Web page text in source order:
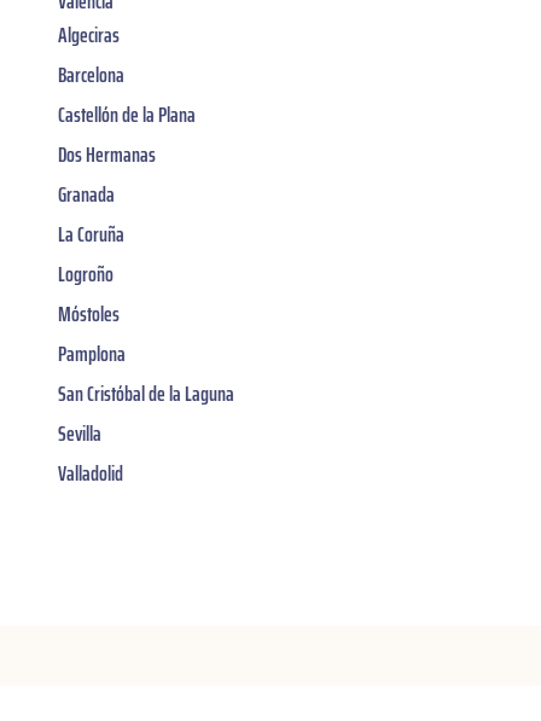
Algeciras
Barcelona
Castellón de la Plana
Dos Hermanas
Granada
La Coruña
Logroño
Móstoles
Pamplona
San Cristóbal de la Laguna
Sevilla
Valladolid